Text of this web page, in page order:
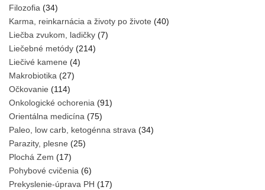
Filozofia (34)
Karma, reinkarnácia a životy po živote (40)
Liečba zvukom, ladičky (7)
Liečebné metódy (214)
Liečivé kamene (4)
Makrobiotika (27)
Očkovanie (114)
Onkologické ochorenia (91)
Orientálna medicína (75)
Paleo, low carb, ketogénna strava (34)
Parazity, plesne (25)
Plochá Zem (17)
Pohybové cvičenia (6)
Prekyslenie-úprava PH (17)